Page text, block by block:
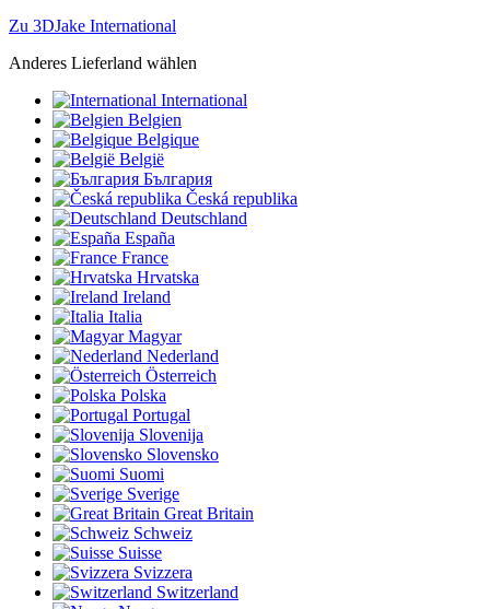
Zu 3DJake International
Anderes Lieferland wählen
International
Belgien
Belgique
België
България
Česká republika
Deutschland
España
France
Hrvatska
Ireland
Italia
Magyar
Nederland
Österreich
Polska
Portugal
Slovenija
Slovensko
Suomi
Sverige
Great Britain
Schweiz
Suisse
Svizzera
Switzerland